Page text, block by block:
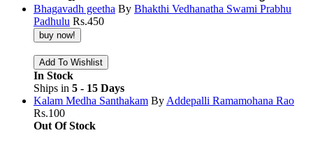
Bhagavadh geetha By Bhakthi Vedhanatha Swami Prabhu
Padhulu Rs.450
In Stock
Ships in 5 - 15 Days
Kalam Medha Santhakam By Addepalli Ramamohana Rao
Rs.100
Out Of Stock